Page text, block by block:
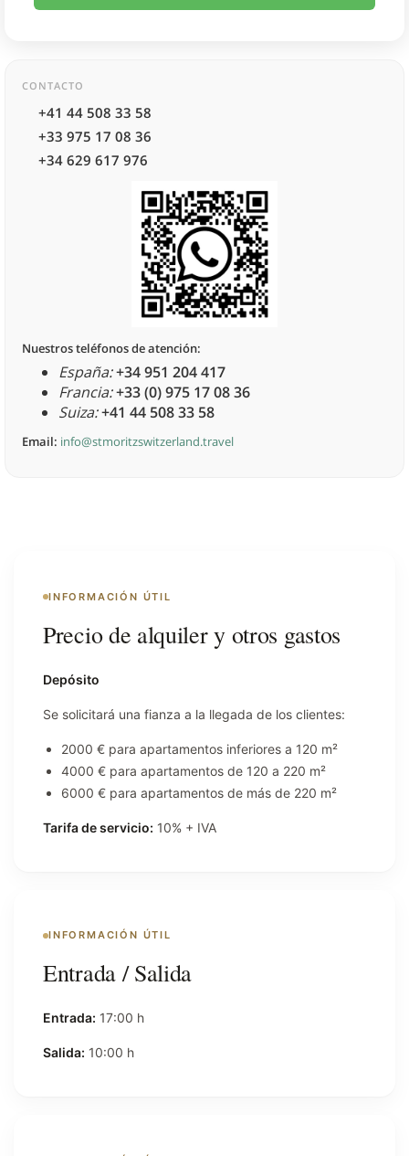
CONTACTO
+41 44 508 33 58
+33 975 17 08 36
+34 629 617 976
Nuestros teléfonos de atención:
España:+34 951 204 417
Francia:+33 (0) 975 17 08 36
Suiza:+41 44 508 33 58
Email: info@stmoritzswitzerland.travel
INFORMACIÓN ÚTIL
Precio de alquiler y otros gastos
Depósito
Se solicitará una fianza a la llegada de los clientes:
2000 € para apartamentos inferiores a 120 m²
4000 € para apartamentos de 120 a 220 m²
6000 € para apartamentos de más de 220 m²
Tarifa de servicio: 10% + IVA
INFORMACIÓN ÚTIL
Entrada / Salida
Entrada: 17:00 h
Salida: 10:00 h